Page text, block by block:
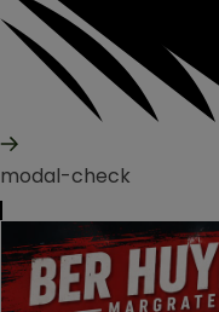
modal-check